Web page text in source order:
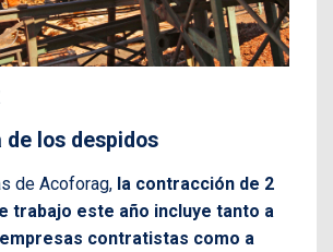
de los despidos
de Acoforag, la contracción de 2
trabajo este año incluye tanto a
contratistas como a